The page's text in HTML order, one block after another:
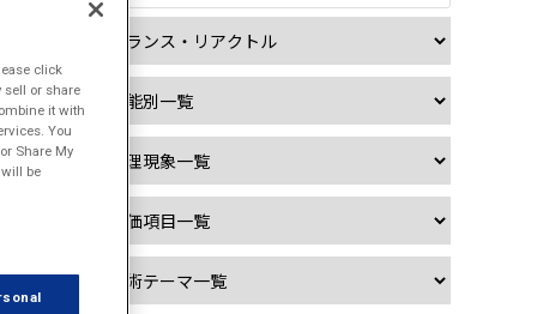
click
sell or share
it with
You
Share My
be